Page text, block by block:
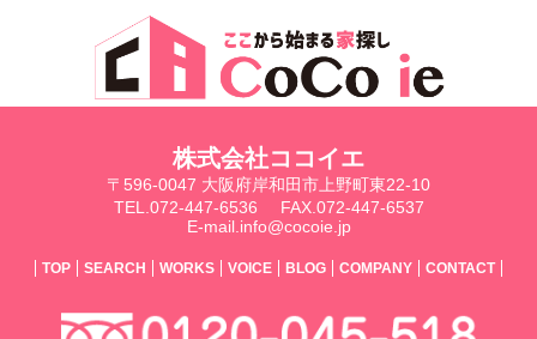
株式会社ココイエ
〒596-0047 大阪府岸和田市上野町東22-10
TEL.072-447-6536
FAX.072-447-6537
E-mail.info@cocoie.jp
TOP SEARCH WORKS VOICE BLOG COMPANY CONTACT